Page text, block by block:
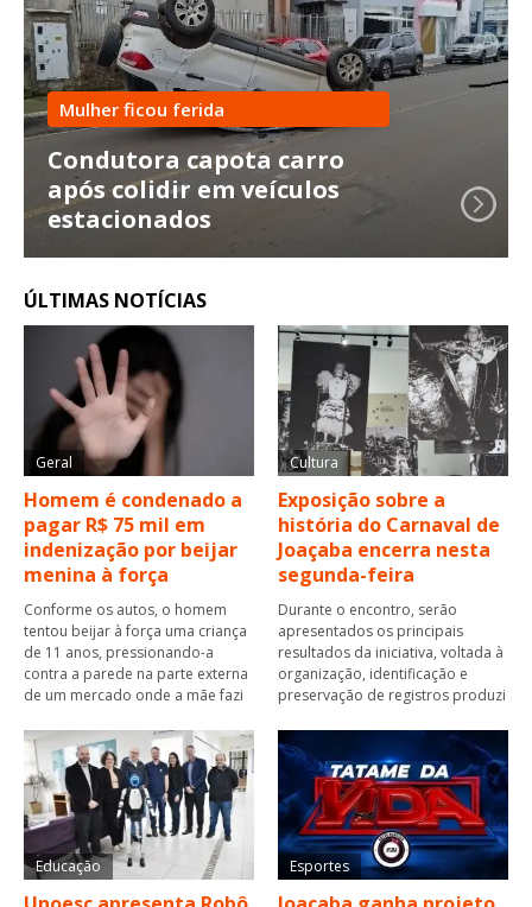
Mulher ficou ferida
Condutora capota carro
após colidir em veículos
estacionados
ÚLTIMAS NOTÍCIAS
Geral
Homem é condenado a
pagar R$ 75 mil em
indenização por beijar
menina à força
Conforme os autos, o homem
tentou beijar à força uma criança
de 11 anos, pressionando-a
contra a parede na parte externa
de um mercado onde a mãe fazi
Cultura
Exposição sobre a
história do Carnaval de
Joaçaba encerra nesta
segunda-feira
Durante o encontro, serão
apresentados os principais
resultados da iniciativa, voltada à
organização, identificação e
preservação de registros produzi
Educação Esportes